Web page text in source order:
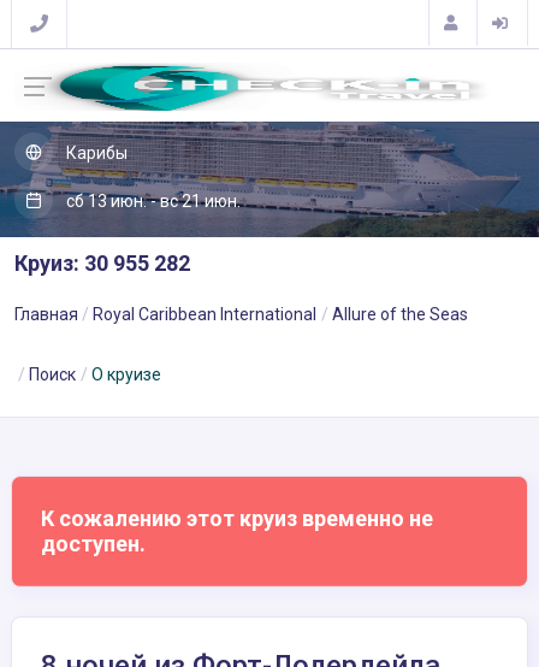
Карибы
сб 13 июн. - вс 21 июн.
Круиз: 30 955 282
Главная Royal Caribbean International Allure of the Seas
Поиск О круизе
К сожалению этот круиз временно не
доступен.